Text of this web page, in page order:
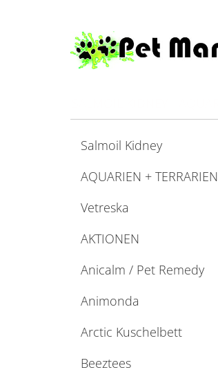
Salmoil Kidney
AQUARIEN + TERRARIEN
Vetreska
AKTIONEN
Anicalm / Pet Remedy
Animonda
Arctic Kuschelbett
Beeztees